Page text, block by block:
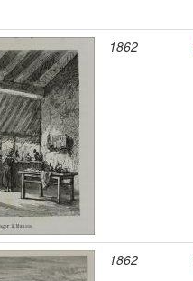
1862
1862